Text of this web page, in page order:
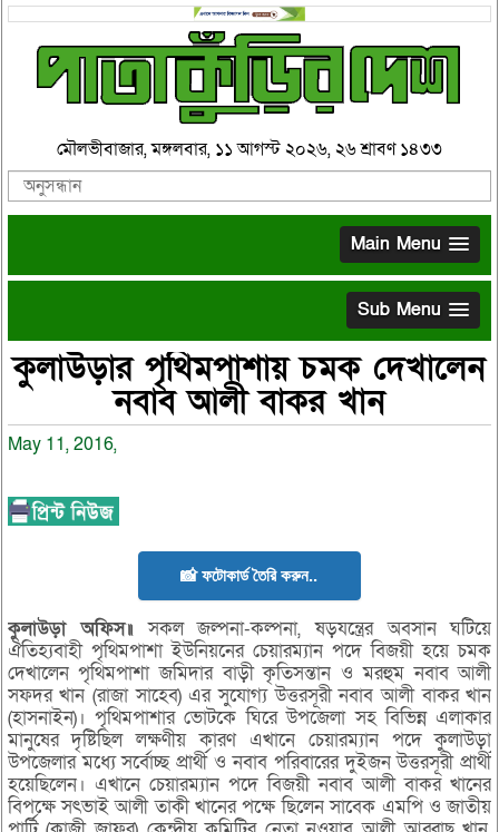
মৌলভীবাজার, মঙ্গলবার, ১১ আগস্ট ২০২৬, ২৬ শ্রাবণ ১৪৩৩
Main Menu
Sub Menu
কুলাউড়ার পৃথিমপাশায় চমক দেখালেন
নবাব আলী বাকর খান
May 11, 2016,
📸 ফটোকার্ড তৈরি করুন..
কুলাউড়া অফিস॥ সকল জল্পনা-কল্পনা, ষড়যন্ত্রের অবসান ঘটিয়ে
ঐতিহ্যবাহী পৃথিমপাশা ইউনিয়নের চেয়ারম্যান পদে বিজয়ী হয়ে চমক
দেখালেন পৃথিমপাশা জমিদার বাড়ী কৃতিসন্তান ও মরহুম নবাব আলী
সফদর খান (রাজা সাহেব) এর সুযোগ্য উত্তরসূরী নবাব আলী বাকর খান
(হাসনাইন)। পৃথিমপাশার ভোটকে ঘিরে উপজেলা সহ বিভিন্ন এলাকার
মানুষের দৃষ্টিছিল লক্ষণীয় কারণ এখানে চেয়ারম্যান পদে কুলাউড়া
উপজেলার মধ্যে সর্বোচ্ছ প্রার্থী ও নবাব পরিবারের দুইজন উত্তরসূরী প্রার্থী
হয়েছিলেন। এখানে চেয়ারম্যান পদে বিজয়ী নবাব আলী বাকর খানের
বিপক্ষে সৎভাই আলী তাকী খানের পক্ষে ছিলেন সাবেক এমপি ও জাতীয়